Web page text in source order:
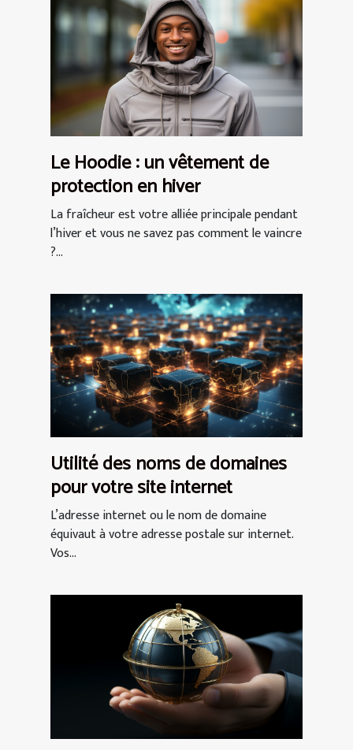
Le Hoodie : un vêtement de
protection en hiver
La fraîcheur est votre alliée principale pendant
l’hiver et vous ne savez pas comment le vaincre
?...
Utilité des noms de domaines
pour votre site internet
L’adresse internet ou le nom de domaine
équivaut à votre adresse postale sur internet.
Vos...